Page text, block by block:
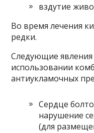
вздутие
Во время лечения
редки.
Следующие
использовании
антиукламочных
Сердце
нарушение
(для